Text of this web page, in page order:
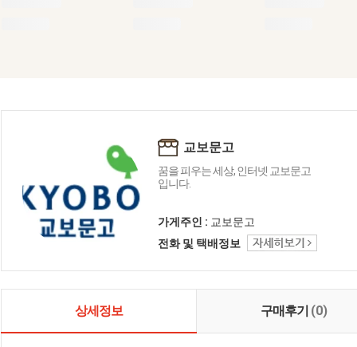
교보문고
꿈을 피우는 세상, 인터넷 교보문고
입니다.
가게주인 : 교보문고
전화 및 택배정보
상세정보 구매후기 (0)